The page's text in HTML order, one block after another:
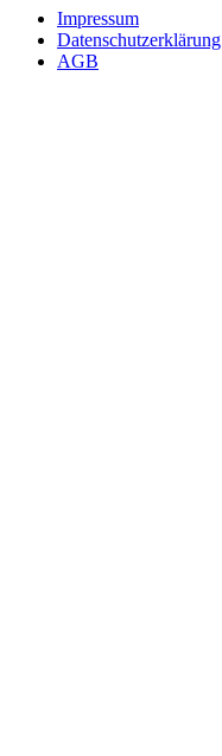
Impressum
Datenschutzerklärung
AGB